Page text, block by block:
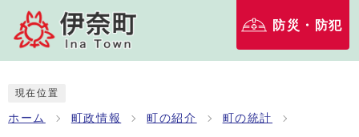
防災・防犯
現在位置
ホーム 町政情報 町の紹介 町の統計